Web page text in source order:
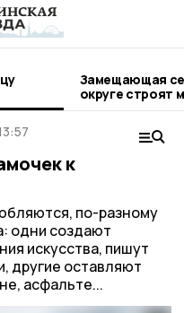
Замещающая
округе строят
к
по-разному
одни создают
искусства, пишут
другие оставляют
асфальте...